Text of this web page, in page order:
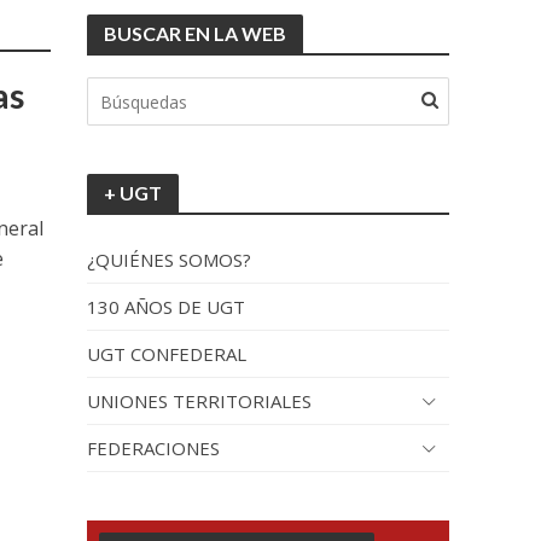
por España
BUSCAR EN LA WEB
+ UGT
¿QUIÉNES SOMOS?
130 AÑOS DE UGT
UGT CONFEDERAL
UNIONES TERRITORIALES
FEDERACIONES